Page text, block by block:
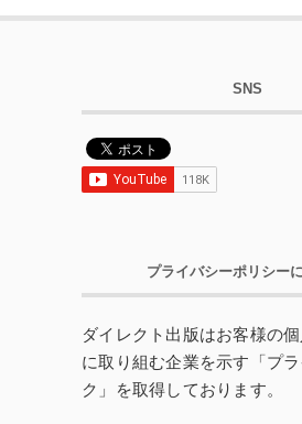
SNS
プライバシーポリシー
ダイレクト出版はお客様の
に取り組む企業を示す「プ
ク」を取得しております。